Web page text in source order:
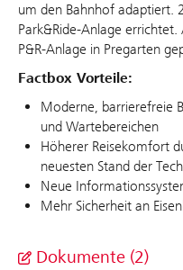
um den Bahnhof adaptiert.
Park&Ride-Anlage
P&R-Anlage in Pregarten
Factbox Vorteile:
Moderne, barrierefreie
und Wartebereichen
Höherer Reisekomfort
neuesten Stand der
Neue
Mehr Sicherheit an
Dokumente (2)